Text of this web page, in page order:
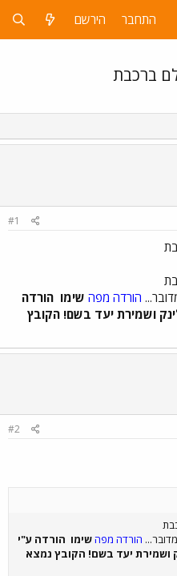
התחבר הירשם
ברכבת
#1
הורדה מפה שימו הורדה
ושמירת יעד בשם! הקובץ
#2
הורדה מפהשימו הורדה ע"י
ושמירת יעד בשם! הקובץ נמצא